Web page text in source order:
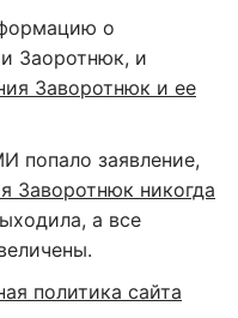
о
Заоротнюк, и
Заворотнюк и ее
попало заявление,
Заворотнюк никогда
а все
политика сайта